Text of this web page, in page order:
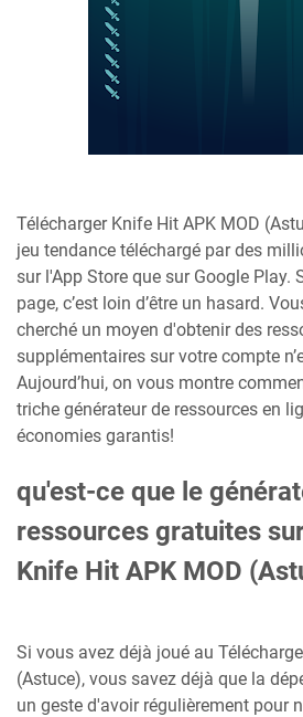
Télécharger Knife Hit APK MOD
jeu tendance téléchargé par des
sur l'App Store que sur Google Play.
page, c’est loin d’être un hasard.
cherché un moyen d'obtenir des
supplémentaires sur votre compte
Aujourd’hui, on vous montre
triche générateur de ressources en
économies garantis!
qu'est-ce que le
ressources gratuites
Knife Hit APK MOD
Si vous avez déjà joué au
(Astuce), vous savez déjà que la
un geste d'avoir régulièrement pour